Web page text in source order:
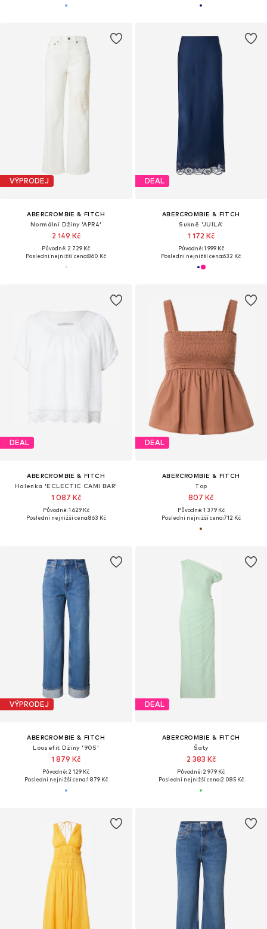
VÝPRODEJ
ABERCROMBIE & FITCH
Normální Džíny 'APR4'
2 149 Kč
Původně: 2 729 Kč
Poslední nejnižší cena:860 Kč
DEAL
ABERCROMBIE & FITCH
Sukně 'JUILA'
1 172 Kč
Původně: 1 999 Kč
Poslední nejnižší cena:632 Kč
DEAL
ABERCROMBIE & FITCH
Halenka 'ECLECTIC CAMI BAR'
1 087 Kč
Původně: 1 629 Kč
Poslední nejnižší cena:863 Kč
DEAL
ABERCROMBIE & FITCH
Top
807 Kč
Původně: 1 379 Kč
Poslední nejnižší cena:712 Kč
VÝPRODEJ
ABERCROMBIE & FITCH
Loosefit Džíny '90S'
1 879 Kč
Původně: 2 129 Kč
Poslední nejnižší cena:1 879 Kč
DEAL
ABERCROMBIE & FITCH
Šaty
2 383 Kč
Původně: 2 979 Kč
Poslední nejnižší cena:2 085 Kč